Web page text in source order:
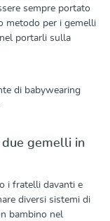
sempre portato
metodo per i gemelli
portarli sulla
di babywearing
gemelli in
i fratelli davanti e
diversi sistemi di
bambino nel